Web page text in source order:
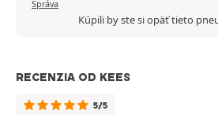
Správa
Kúpili by ste si opäť tieto
RECENZIA OD KEES
5/5